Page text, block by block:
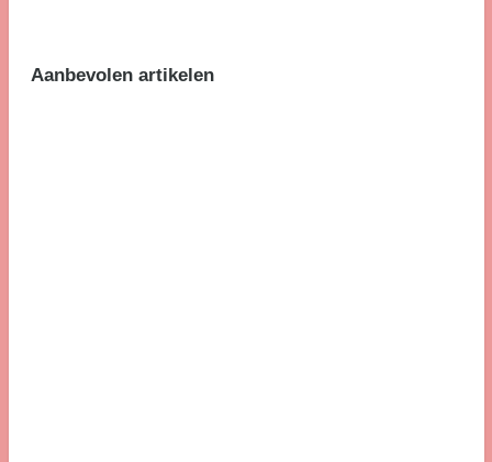
Aanbevolen artikelen